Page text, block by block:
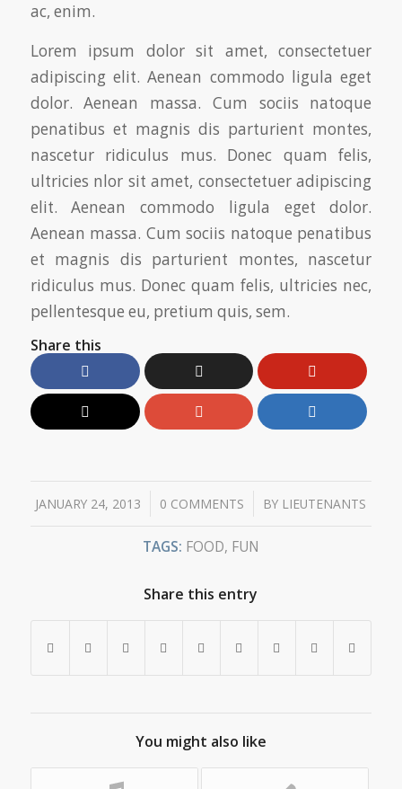
ac, enim.
Lorem ipsum dolor sit amet, consectetuer
adipiscing elit. Aenean commodo ligula eget
dolor. Aenean massa. Cum sociis natoque
penatibus et magnis dis parturient montes,
nascetur ridiculus mus. Donec quam felis,
ultricies nlor sit amet, consectetuer adipiscing
elit. Aenean commodo ligula eget dolor.
Aenean massa. Cum sociis natoque penatibus
et magnis dis parturient montes, nascetur
ridiculus mus. Donec quam felis, ultricies nec,
pellentesque eu, pretium quis, sem.
Share this
JANUARY 24, 2013
/ 0 COMMENTS
/ BY LIEUTENANTS
TAGS: FOOD, FUN
Share this entry
You might also like